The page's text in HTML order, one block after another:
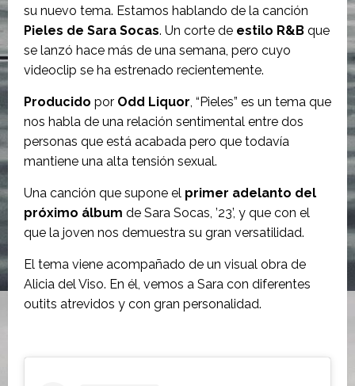
su nuevo tema. Estamos hablando de la canción
Pieles de Sara Socas. Un corte de estilo R&B que
se lanzó hace más de una semana, pero cuyo
videoclip se ha estrenado recientemente.
Producido por Odd Liquor, “Pieles” es un tema que
nos habla de una relación sentimental entre dos
personas que está acabada pero que todavía
mantiene una alta tensión sexual.
Una canción que supone el primer adelanto del
próximo álbum de Sara Socas, ’23’, y que con el
que la joven nos demuestra su gran versatilidad.
El tema viene acompañado de un visual obra de
Alicia del Viso. En él, vemos a Sara con diferentes
outits atrevidos y con gran personalidad.